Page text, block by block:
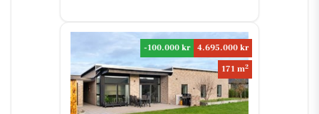
-100.000 kr
4.695.000 kr
171 m2